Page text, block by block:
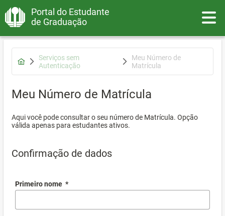
Portal do Estudante
de Graduação
Serviços sem
Autenticação
Meu Número de
Matrícula
Meu Número de Matrícula
Aqui você pode consultar o seu número de Matrícula. Opção
válida apenas para estudantes ativos.
Confirmação de dados
Primeiro nome *